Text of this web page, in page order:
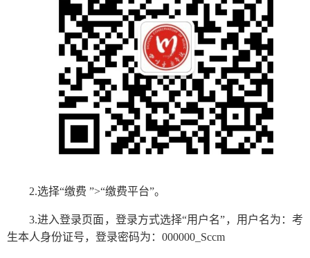
2.选择“缴费 ”>“缴费平台”。
3.进入登录页面，登录方式选择“用户名”，用户名为：考
生本人身份证号，登录密码为：000000_Sccm